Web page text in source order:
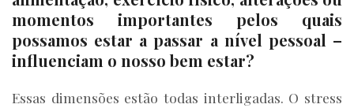
momentos importantes pelos quais
possamos estar a passar a nível pessoal –
influenciam o nosso bem estar?
Essas dimensões estão todas interligadas. O stress